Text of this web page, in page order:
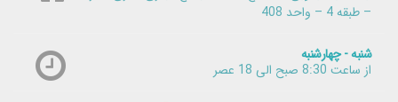
– طبقه 4 – واحد 408
شنبه - چهارشنبه
از ساعت 8:30 صبح الی 18 عصر